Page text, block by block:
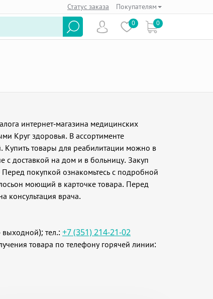
Статус заказа Покупателям
0 0
интернет-магазина медицинских
Круг здоровья. В ассортименте
товары для реабилитации можно в
с доставкой на дом и в больницу. Закуп
покупкой ознакомьтесь с подробной
моющий в карточке товара. Перед
консультация врача.
тел.: +7 (351) 214-21-02
товара по телефону горячей линии: